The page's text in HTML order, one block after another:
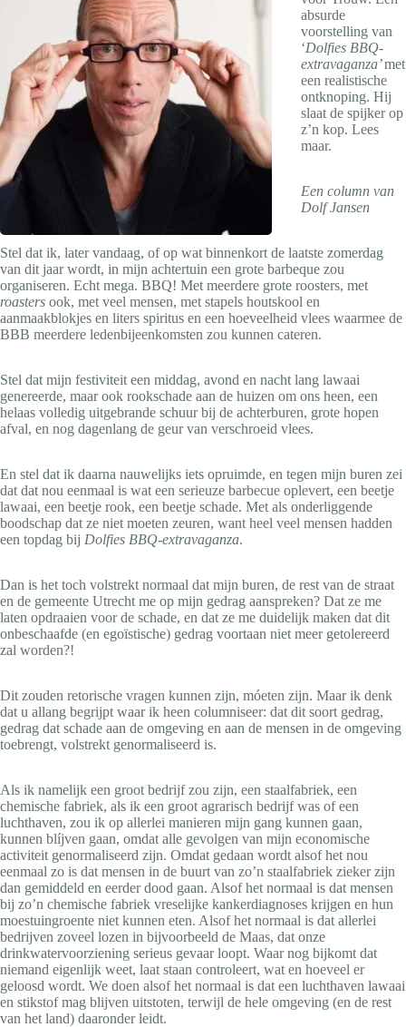
absurde
voorstelling van
‘Dolfies BBQ-
extravaganza’met
een realistische
ontknoping. Hij
slaat de spijker op
z’n kop. Lees
maar.
Een column van
Dolf Jansen
Stel dat ik, later vandaag, of op wat binnenkort de laatste zomerdag
van dit jaar wordt, in mijn achtertuin een grote barbeque zou
organiseren. Echt mega. BBQ! Met meerdere grote roosters, met
roasters ook, met veel mensen, met stapels houtskool en
aanmaakblokjes en liters spiritus en een hoeveelheid vlees waarmee de
BBB meerdere ledenbijeenkomsten zou kunnen cateren.
Stel dat mijn festiviteit een middag, avond en nacht lang lawaai
genereerde, maar ook rookschade aan de huizen om ons heen, een
helaas volledig uitgebrande schuur bij de achterburen, grote hopen
afval, en nog dagenlang de geur van verschroeid vlees.
En stel dat ik daarna nauwelijks iets opruimde, en tegen mijn buren zei
dat dat nou eenmaal is wat een serieuze barbecue oplevert, een beetje
lawaai, een beetje rook, een beetje schade. Met als onderliggende
boodschap dat ze niet moeten zeuren, want heel veel mensen hadden
een topdag bij Dolfies BBQ-extravaganza.
Dan is het toch volstrekt normaal dat mijn buren, de rest van de straat
en de gemeente Utrecht me op mijn gedrag aanspreken? Dat ze me
laten opdraaien voor de schade, en dat ze me duidelijk maken dat dit
onbeschaafde (en egoïstische) gedrag voortaan niet meer getolereerd
zal worden?!
Dit zouden retorische vragen kunnen zijn, móeten zijn. Maar ik denk
dat u allang begrijpt waar ik heen columniseer: dat dit soort gedrag,
gedrag dat schade aan de omgeving en aan de mensen in de omgeving
toebrengt, volstrekt genormaliseerd is.
Als ik namelijk een groot bedrijf zou zijn, een staalfabriek, een
chemische fabriek, als ik een groot agrarisch bedrijf was of een
luchthaven, zou ik op allerlei manieren mijn gang kunnen gaan,
kunnen blíjven gaan, omdat alle gevolgen van mijn economische
activiteit genormaliseerd zijn. Omdat gedaan wordt alsof het nou
eenmaal zo is dat mensen in de buurt van zo’n staalfabriek zieker zijn
dan gemiddeld en eerder dood gaan. Alsof het normaal is dat mensen
bij zo’n chemische fabriek vreselijke kankerdiagnoses krijgen en hun
moestuingroente niet kunnen eten. Alsof het normaal is dat allerlei
bedrijven zoveel lozen in bijvoorbeeld de Maas, dat onze
drinkwatervoorziening serieus gevaar loopt. Waar nog bijkomt dat
niemand eigenlijk weet, laat staan controleert, wat en hoeveel er
geloosd wordt. We doen alsof het normaal is dat een luchthaven lawaai
en stikstof mag blijven uitstoten, terwijl de hele omgeving (en de rest
van het land) daaronder leidt.